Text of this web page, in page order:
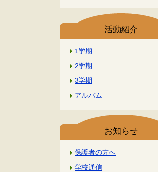
活動紹介
1学期
2学期
3学期
アルバム
お知らせ
保護者の方へ
学校通信